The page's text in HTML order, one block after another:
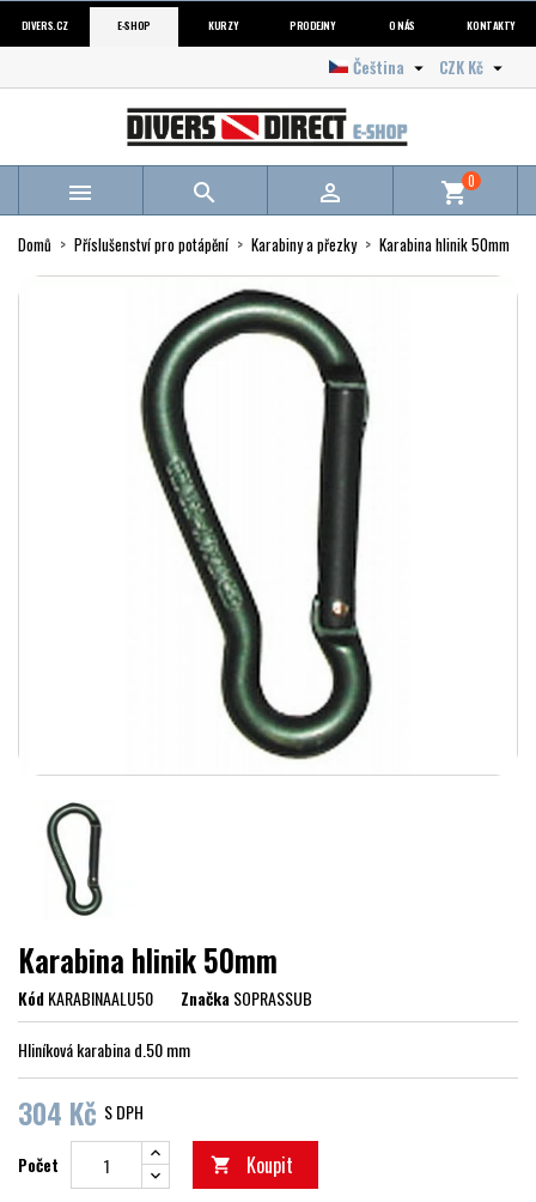
DIVERS.CZ E-SHOP KURZY PRODEJNY O NÁS KONTAKTY
CZK Kč 
Čeština 
   shopping_cart0
Domů Příslušenství pro potápění Karabiny a přezky Karabina hlinik 50mm
Karabina hlinik 50mm
KódKARABINAALU50 ZnačkaSOPRASSUB
Hliníková karabina d.50 mm
304 Kč S DPH
Počet  Koupit